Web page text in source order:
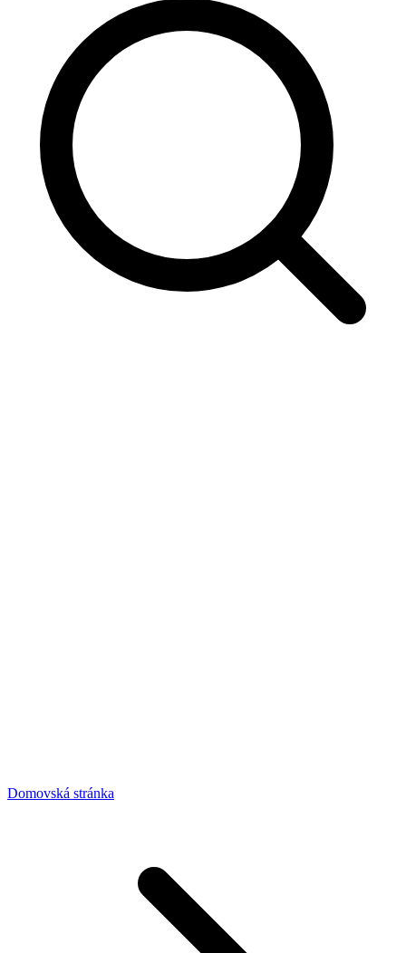
Domovská stránka